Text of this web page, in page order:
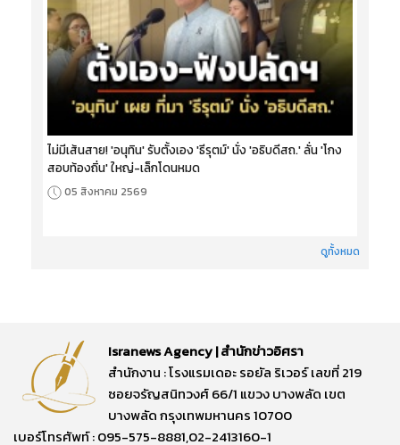
ไม่มีเส้นสาย! 'อนุทิน' รับตั้งเอง 'ธีรุตม์' นั่ง 'อธิบดีสถ.' ลั่น 'โกง
สอบท้องถิ่น' ใหญ่-เล็กโดนหมด
05 สิงหาคม 2569
ดูทั้งหมด
Isranews Agency | สำนักข่าวอิศรา
สำนักงาน : โรงแรมเดอะ รอยัล ริเวอร์ เลขที่ 219
ซอยจรัญสนิทวงศ์ 66/1 แขวง บางพลัด เขต
บางพลัด กรุงเทพมหานคร 10700
เบอร์โทรศัพท์ : 095-575-8881,02-2413160-1